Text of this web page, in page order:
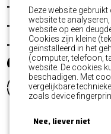
Promotie Workum
Activiteiten
Nieuws
Deze website
website te
website op een
Cookies zijn kleine
geïnstalleerd in het
(computer, telefoon,
website. De cookies
beschadigen. Met
vergelijkbare
zoals device
Nee, liever niet